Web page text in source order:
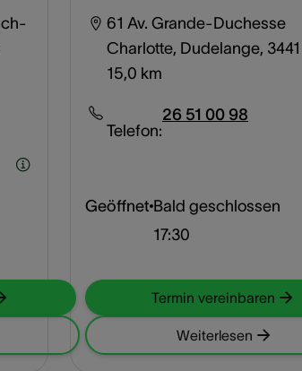
61 Av. Grande-Duchesse
Charlotte, Dudelange, 3441
15,0 km
Telefon:
26 51 00 98
Geöffnet Bald geschlossen
17:30
Termin vereinbaren
Weiterlesen